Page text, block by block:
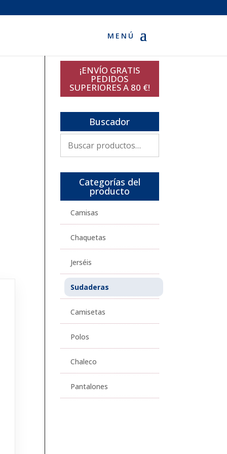
¡ENVÍO GRATIS
PEDIDOS
SUPERIORES A 80 €!
Buscador
por:
Categorías del
producto
Camisas
Chaquetas
Jerséis
Sudaderas
Camisetas
Polos
Chaleco
Pantalones